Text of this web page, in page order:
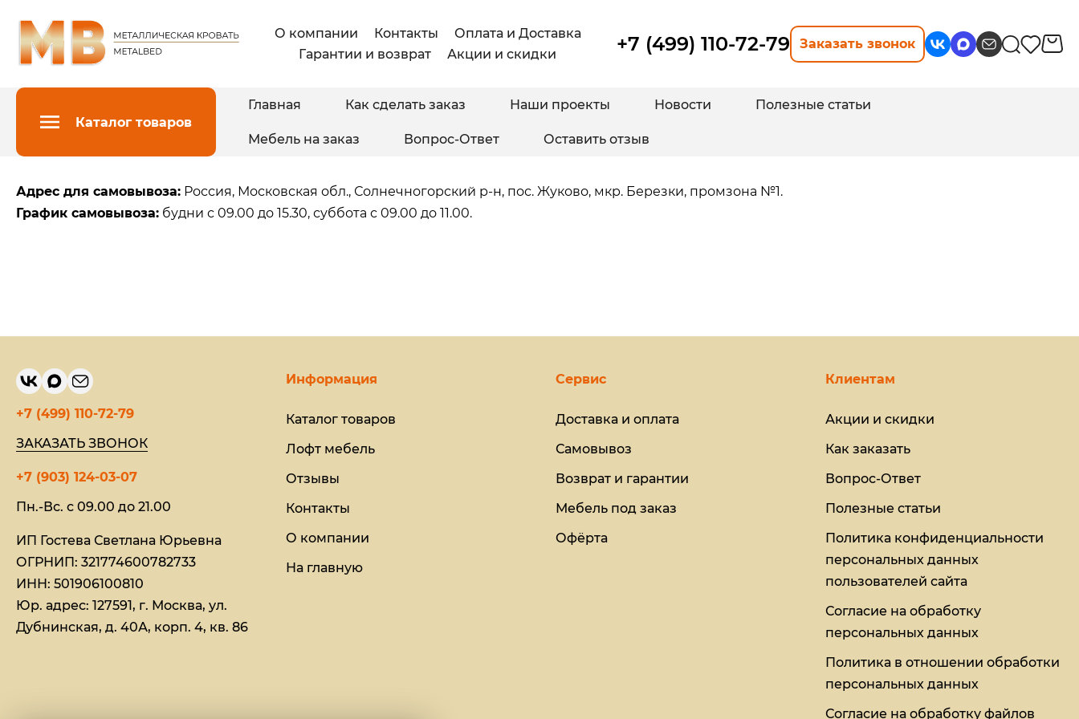
О компании Контакты
Оплата и Доставка
Гарантии и возврат
Акции и скидки +7 (499) 110-72-79 Заказать звонок
Каталог товаров
Главная Как сделать заказ Наши проекты Новости Полезные статьи
Мебель на заказ Вопрос-Ответ Оставить отзыв
Адрес для самовывоза: Россия, Московская обл., Солнечногорский р-н, пос. Жуково, мкр. Березки, промзона №1.
График самовывоза: будни с 09.00 до 15.30, суббота с 09.00 до 11.00.
+7 (499) 110-72-79
ЗАКАЗАТЬ ЗВОНОК
+7 (903) 124-03-07
Пн.-Вс. с 09.00 до 21.00
ИП Гостева Светлана Юрьевна​
ОГРНИП: 321774600782733
ИНН: 501906100810
Юр. адрес: 127591, г. Москва, ул.
Дубнинская, д. 40А, корп. 4, кв. 86
Информация
Каталог товаров
Лофт мебель
Отзывы
Контакты
О компании
На главную
Сервис
Доставка и оплата
Самовывоз
Возврат и гарантии
Мебель под заказ
Офёрта
Клиентам
Акции и скидки
Как заказать
Вопрос-Ответ
Полезные статьи
Политика конфиденциальности
персональных данных
пользователей сайта
Согласие на обработку
персональных данных
Политика в отношении обработки
персональных данных
Согласие на обработку файлов